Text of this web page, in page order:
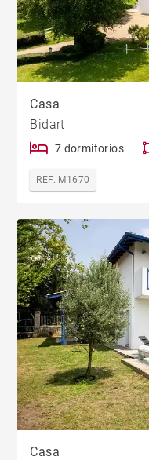
Casa
Bidart
7 dormitorios
REF. M1670
Casa